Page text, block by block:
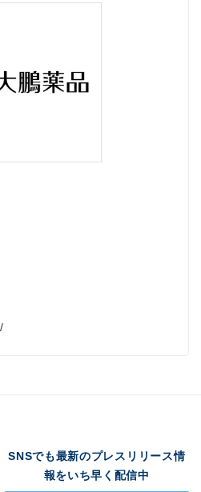
SNSでも最新のプレスリリース情
報をいち早く配信中